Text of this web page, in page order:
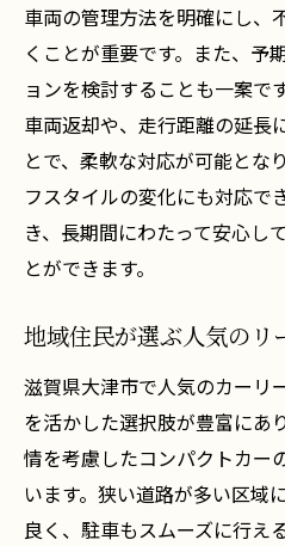
車両の管理方法を明確にし、
くことが重要です。また、予
ョンを検討することも一案で
車両返却や、走行距離の延長
とで、柔軟な対応が可能とな
フスタイルの変化にも対応で
き、長期間にわたって安心し
とができます。
地域住民が選ぶ人気のリ
滋賀県大津市で人気のカーリ
を活かした選択肢が豊富にあ
情を考慮したコンパクトカー
います。狭い道路が多い区域
良く、駐車もスムーズに行え